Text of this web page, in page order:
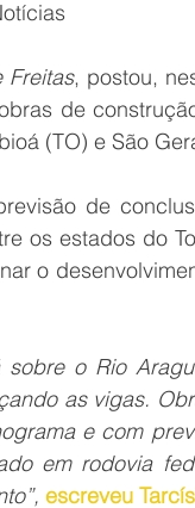
Freitas, postou,
de
(TO) e São
de
os estados do
o
o Rio
as vigas.
e com
em rodovia
escreveu